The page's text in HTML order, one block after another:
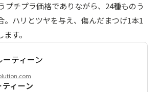
プチプラ価格でありながら、24種ものう
。ハリとツヤを与え、傷んだまつげ1本1
す。
ィーン